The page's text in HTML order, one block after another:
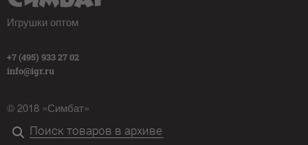
Игрушки оптом
+7 (495) 933 27 02
info@igr.ru
© 2018 «Симбат»